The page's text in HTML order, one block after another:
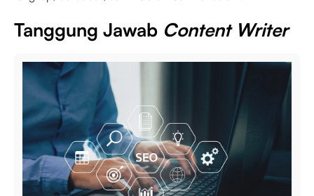
Tanggung Jawab Content Writer